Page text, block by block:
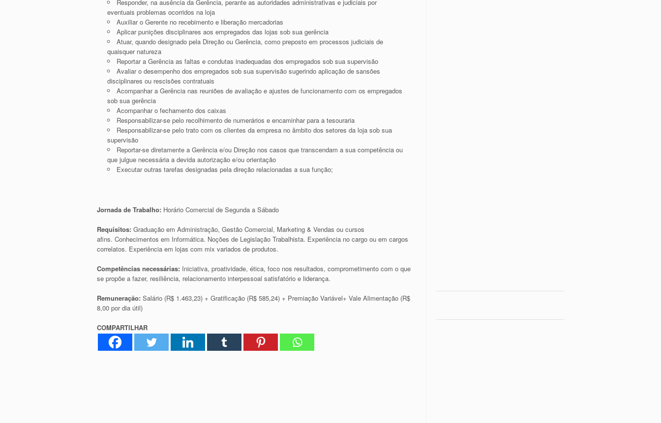
Responder, na ausência da Gerência, perante as autoridades administrativas e judiciais por
eventuais problemas ocorridos na loja
Auxiliar o Gerente no recebimento e liberação mercadorias
Aplicar punições disciplinares aos empregados das lojas sob sua gerência
Atuar, quando designado pela Direção ou Gerência, como preposto em processos judiciais de
quaisquer natureza
Reportar a Gerência as faltas e condutas inadequadas dos empregados sob sua supervisão
Avaliar o desempenho dos empregados sob sua supervisão sugerindo aplicação de sansões
disciplinares ou rescisões contratuais
Acompanhar a Gerência nas reuniões de avaliação e ajustes de funcionamento com os empregados
sob sua gerência
Acompanhar o fechamento dos caixas
Responsabilizar-se pelo recolhimento de numerários e encaminhar para a tesouraria
Responsabilizar-se pelo trato com os clientes da empresa no âmbito dos setores da loja sob sua
supervisão
Reportar-se diretamente a Gerência e/ou Direção nos casos que transcendam a sua competência ou
que julgue necessária a devida autorização e/ou orientação
Executar outras tarefas designadas pela direção relacionadas a sua função;
Jornada de Trabalho: Horário Comercial de Segunda a Sábado
Requisitos: Graduação em Administração, Gestão Comercial, Marketing & Vendas ou cursos
afins. Conhecimentos em Informática. Noções de Legislação Trabalhista. Experiência no cargo ou em cargos
correlatos. Experiência em lojas com mix variados de produtos.
Competências necessárias: Iniciativa, proatividade, ética, foco nos resultados, comprometimento com o que
se propõe a fazer, resiliência, relacionamento interpessoal satisfatório e liderança.
Remuneração: Salário (R$ 1.463,23) + Gratificação (R$ 585,24) + Premiação Variável+ Vale Alimentação (R$
8,00 por dia útil)
COMPARTILHAR